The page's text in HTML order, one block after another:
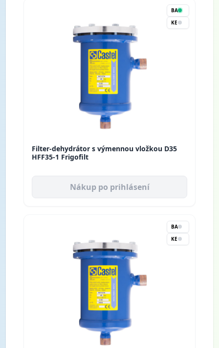
BA
KE
Filter-dehydrátor s výmennou vložkou D35
HFF35-1 Frigofilt
Nákup po prihlásení
BA
KE